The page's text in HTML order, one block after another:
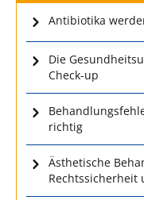
Antibiotika
Die
Check-up
richtig
Ästhetische
Rechtssicherheit